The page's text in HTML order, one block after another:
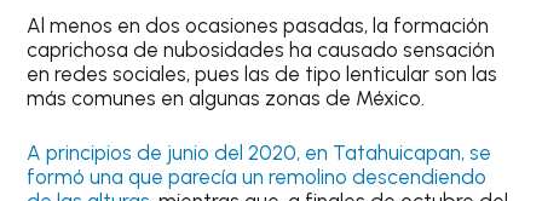
Al menos en dos ocasiones pasadas, la formación
caprichosa de nubosidades ha causado sensación
en redes sociales, pues las de tipo lenticular son las
más comunes en algunas zonas de México.
A principios de junio del 2020, en Tatahuicapan, se
formó una que parecía un remolino descendiendo